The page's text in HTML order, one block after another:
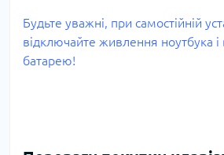
Будьте уважні, при самостійній
відключайте живлення ноутбука
батарею!